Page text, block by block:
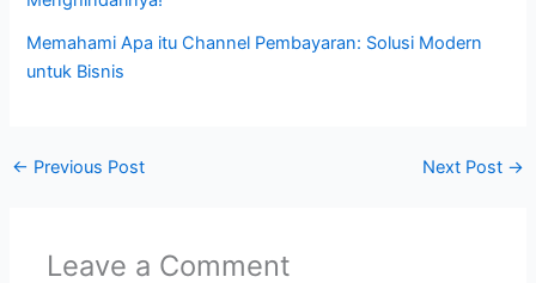
Memahami Apa itu Channel Pembayaran: Solusi Modern
untuk Bisnis
← Previous Post Next Post →
Leave a Comment